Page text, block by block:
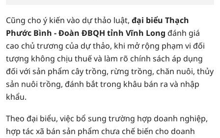
Cũng cho ý kiến vào dự thảo luật, đại biểu Thạch
Phước Bình - Đoàn ĐBQH tỉnh Vĩnh Long đánh giá
cao chủ trương của dự thảo, khi mở rộng phạm vi đối
tượng không chịu thuế và làm rõ chính sách áp dụng
đối với sản phẩm cây trồng, rừng trồng, chăn nuôi, thủy
sản nuôi trồng, đánh bắt trong khâu bán ra và nhập
khẩu.
Theo đại biểu, việc bổ sung trường hợp doanh nghiệp,
hợp tác xã bán sản phẩm chưa chế biến cho doanh